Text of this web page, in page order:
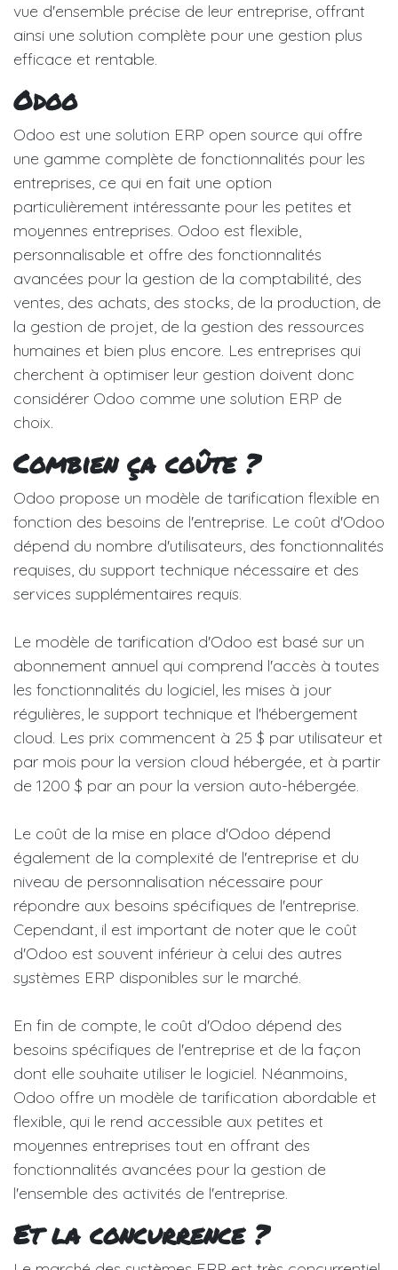
vue d'ensemble précise de leur entreprise, offrant
ainsi une solution complète pour une gestion plus
efficace et rentable.
Odoo
Odoo est une solution ERP open source qui offre
une gamme complète de fonctionnalités pour les
entreprises, ce qui en fait une option
particulièrement intéressante pour les petites et
moyennes entreprises. Odoo est flexible,
personnalisable et offre des fonctionnalités
avancées pour la gestion de la comptabilité, des
ventes, des achats, des stocks, de la production, de
la gestion de projet, de la gestion des ressources
humaines et bien plus encore. Les entreprises qui
cherchent à optimiser leur gestion doivent donc
considérer Odoo comme une solution ERP de
choix.
Combien ça coûte ?
Odoo propose un modèle de tarification flexible en
fonction des besoins de l'entreprise. Le coût d'Odoo
dépend du nombre d'utilisateurs, des fonctionnalités
requises, du support technique nécessaire et des
services supplémentaires requis.
Le modèle de tarification d'Odoo est basé sur un
abonnement annuel qui comprend l'accès à toutes
les fonctionnalités du logiciel, les mises à jour
régulières, le support technique et l'hébergement
cloud. Les prix commencent à 25 $ par utilisateur et
par mois pour la version cloud hébergée, et à partir
de 1200 $ par an pour la version auto-hébergée.
Le coût de la mise en place d'Odoo dépend
également de la complexité de l'entreprise et du
niveau de personnalisation nécessaire pour
répondre aux besoins spécifiques de l'entreprise.
Cependant, il est important de noter que le coût
d'Odoo est souvent inférieur à celui des autres
systèmes ERP disponibles sur le marché.
En fin de compte, le coût d'Odoo dépend des
besoins spécifiques de l'entreprise et de la façon
dont elle souhaite utiliser le logiciel. Néanmoins,
Odoo offre un modèle de tarification abordable et
flexible, qui le rend accessible aux petites et
moyennes entreprises tout en offrant des
fonctionnalités avancées pour la gestion de
l'ensemble des activités de l'entreprise.
Et la concurrence ?